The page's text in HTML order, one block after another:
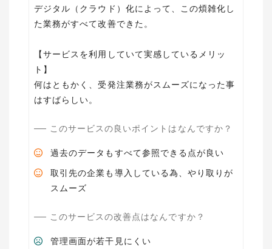
デジタル（クラウド）化によって、この煩雑化し
た業務がすべて改善できた。
【サービスを利用していて実感しているメリッ
ト】
何はともかく、受発注業務がスムーズになった事
はすばらしい。
このサービスの良いポイントはなんですか？
過去のデータもすべて参照できる点が良い
取引先の企業も導入している為、やり取りが
スムーズ
このサービスの改善点はなんですか？
管理画面が若干見にくい